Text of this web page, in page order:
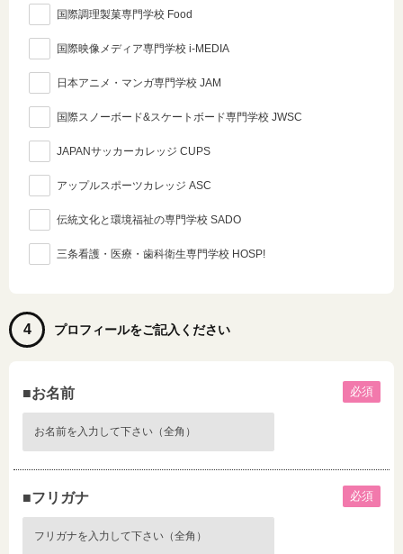
国際調理製菓専門学校 Food
国際映像メディア専門学校 i-MEDIA
日本アニメ・マンガ専門学校 JAM
国際スノーボード&スケートボード専門学校 JWSC
JAPANサッカーカレッジ CUPS
アップルスポーツカレッジ ASC
伝統文化と環境福祉の専門学校 SADO
三条看護・医療・歯科衛生専門学校 HOSP!
4 プロフィールをご記入ください
■お名前 必須
■フリガナ 必須